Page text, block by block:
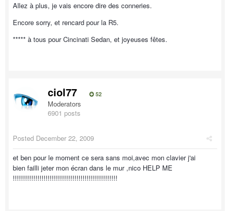
Allez à plus, je vais encore dire des conneries.
Encore sorry, et rencard pour la R5.
***** à tous pour Cincinati Sedan, et joyeuses fêtes.
ciol77 52
Moderators
6901 posts
Posted December 22, 2009
et ben pour le moment ce sera sans moi,avec mon clavier j'ai
bien failli jeter mon écran dans le mur ,nico HELP ME
!!!!!!!!!!!!!!!!!!!!!!!!!!!!!!!!!!!!!!!!!!!!!!!!!!!